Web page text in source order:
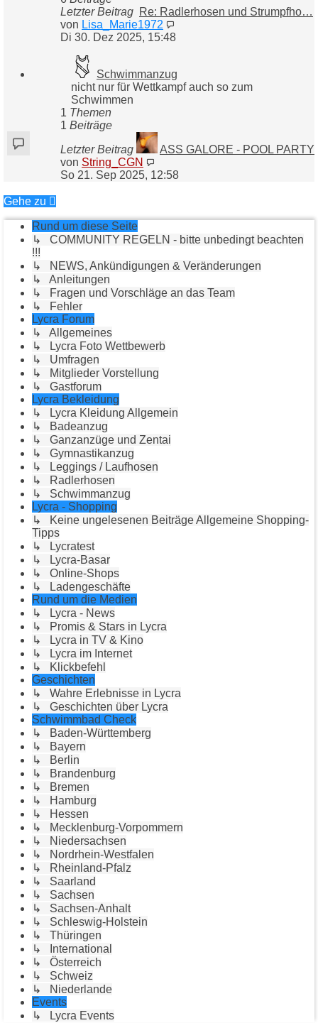
Letzter Beitrag Re: Radlerhosen und Strumpfho…
von Lisa_Marie1972
Beitrag
Di 30. Dez 2025, 15:48
Schwimmanzug
nicht nur für Wettkampf auch so zum
Schwimmen
1 Themen
1 Beiträge
Letzter Beitrag
ASS GALORE - POOL PARTY
von String_CGN
Beitrag
So 21. Sep 2025, 12:58
Gehe zu
Rund um diese Seite
↳ COMMUNITY REGELN - bitte unbedingt beachten
!!!
↳ NEWS, Ankündigungen & Veränderungen
↳ Anleitungen
↳ Fragen und Vorschläge an das Team
↳ Fehler
Lycra Forum
↳ Allgemeines
↳ Lycra Foto Wettbewerb
↳ Umfragen
↳ Mitglieder Vorstellung
↳ Gastforum
Lycra Bekleidung
↳ Lycra Kleidung Allgemein
↳ Badeanzug
↳ Ganzanzüge und Zentai
↳ Gymnastikanzug
↳ Leggings / Laufhosen
↳ Radlerhosen
↳ Schwimmanzug
Lycra - Shopping
↳ Keine ungelesenen Beiträge Allgemeine Shopping-
Tipps
↳ Lycratest
↳ Lycra-Basar
↳ Online-Shops
↳ Ladengeschäfte
Rund um die Medien
↳ Lycra - News
↳ Promis & Stars in Lycra
↳ Lycra in TV & Kino
↳ Lycra im Internet
↳ Klickbefehl
Geschichten
↳ Wahre Erlebnisse in Lycra
↳ Geschichten über Lycra
Schwimmbad Check
↳ Baden-Württemberg
↳ Bayern
↳ Berlin
↳ Brandenburg
↳ Bremen
↳ Hamburg
↳ Hessen
↳ Mecklenburg-Vorpommern
↳ Niedersachsen
↳ Nordrhein-Westfalen
↳ Rheinland-Pfalz
↳ Saarland
↳ Sachsen
↳ Sachsen-Anhalt
↳ Schleswig-Holstein
↳ Thüringen
↳ International
↳ Österreich
↳ Schweiz
↳ Niederlande
Events
↳ Lycra Events